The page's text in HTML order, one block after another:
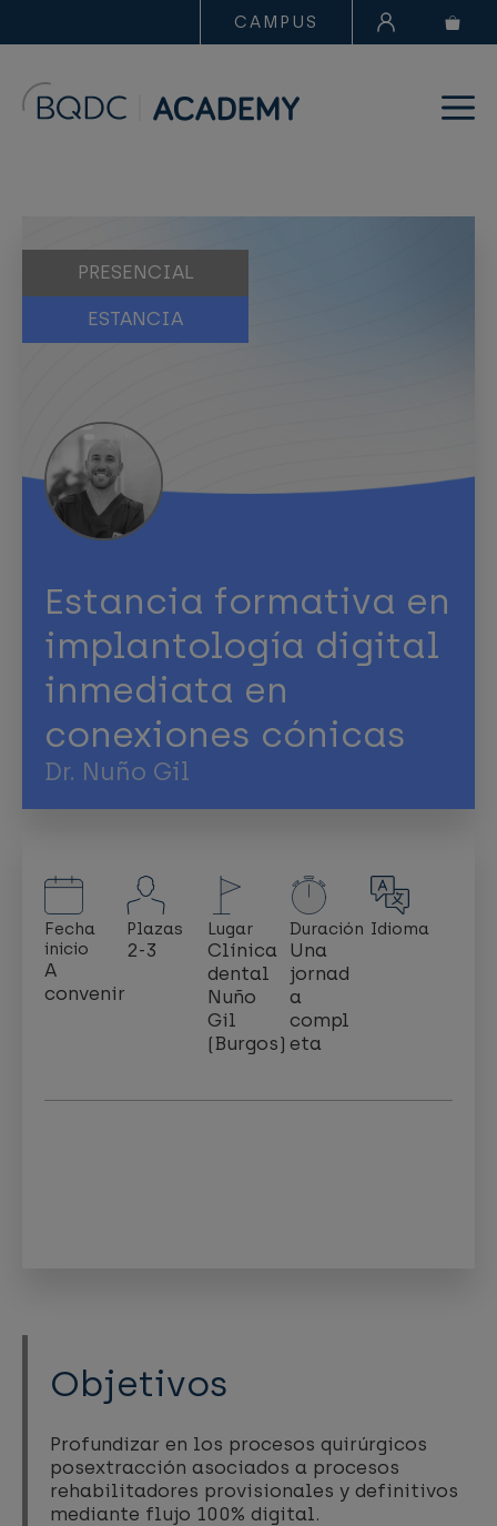
CAMPUS
PRESENCIAL
ESTANCIA
Estancia formativa en
implantología digital
inmediata en
conexiones cónicas
Dr. Nuño Gil
Fecha
inicio
A
convenir
Plazas
2-3
Lugar
Clínica
dental
Nuño
Gil
(Burgos)
Duración
Una
jornad
a
compl
eta
Idioma
Objetivos
Profundizar en los procesos quirúrgicos
posextracción asociados a procesos
rehabilitadores provisionales y definitivos
mediante flujo 100% digital.